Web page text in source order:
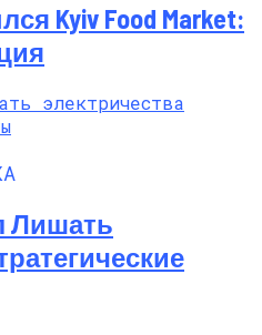
Kyiv Food Market:
Лишать